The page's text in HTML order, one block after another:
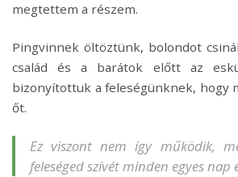
megtettem a részem.
Pingvinnek öltöztünk, bolondot
család és a barátok előtt az
bizonyítottuk a feleségünknek, hogy
őt.
Ez viszont nem így működik,
feleséged szívét minden egyes nap